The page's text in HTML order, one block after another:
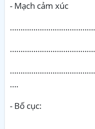
- Mạch cảm xúc
….
- Bố cục: